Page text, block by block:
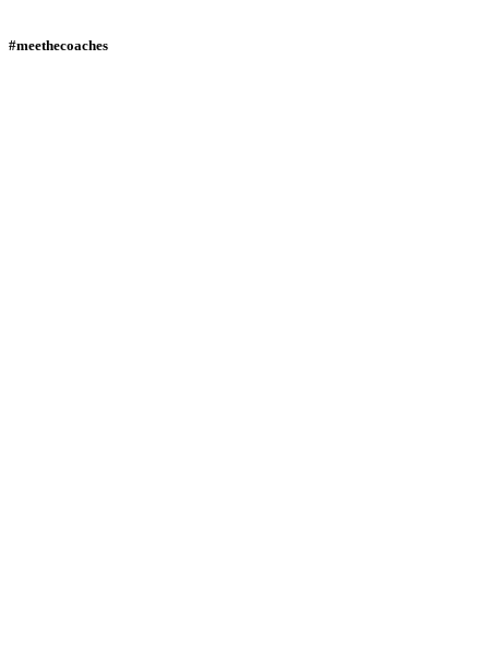
#meethecoaches